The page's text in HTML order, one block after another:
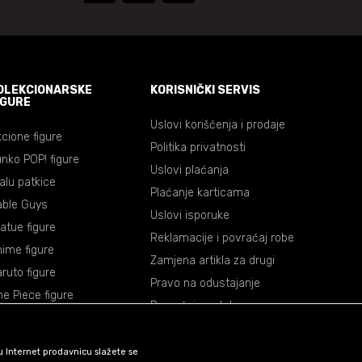
figure
POP! figure
patkice
Guys
figure
figure
figure
Piece figure
KORISNIČKI SERVIS
Uslovi korišćenja i prodaje
Politika privatnosti
Uslovi plaćanja
Plaćanje karticama
Uslovi isporuke
Reklamacije i povraćaj robe
Zamjena artikla za drugi
Pravo na odustajanje
Povraćaj sredstava
Internet prodavnicu slažete se